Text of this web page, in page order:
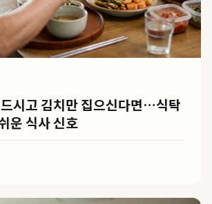
시고 김치만 집으신다면…식탁
운 식사 신호